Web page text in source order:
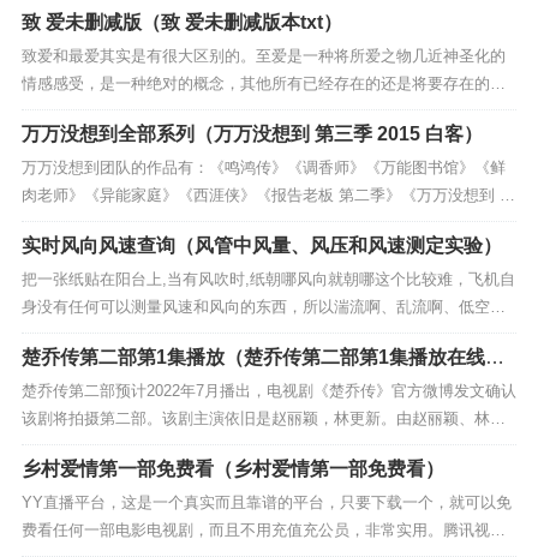
致 爱未删减版（致 爱未删减版本txt）
致爱和最爱其实是有很大区别的。至爱是一种将所爱之物几近神圣化的
情感感受，是一种绝对的概念，其他所有已经存在的还是将要存在的爱
都要处于其次。而最爱只是个相对的概念，没有这种神圣化的意涵，只
是在已经存在的...
万万没想到全部系列（万万没想到 第三季 2015 白客）
万万没想到团队的作品有：《鸣鸿传》《调香师》《万能图书馆》《鲜
肉老师》《异能家庭》《西涯侠》《报告老板 第二季》《万万没想到 第
三季》《大侠黄飞鸿》《名侦探狄仁杰》《学姐知道 第二季》《万万没
想到：千...
实时风向风速查询（风管中风量、风压和风速测定实验）
把一张纸贴在阳台上,当有风吹时,纸朝哪风向就朝哪这个比较难，飞机自
身没有任何可以测量风速和风向的东西，所以湍流啊、乱流啊、低空风
切啊、微爆流啊这些东西对飞机的威胁都非常大，飞机的气象雷达只能
通过大气中...
楚乔传第二部第1集播放（楚乔传第二部第1集播放在线观
看）
楚乔传第二部预计2022年7月播出，电视剧《楚乔传》官方微博发文确认
该剧将拍摄第二部。该剧主演依旧是赵丽颖，林更新。由赵丽颖、林更
新、李沁、窦骁主演的《楚乔传》自播出以来,引发了收视狂潮,直接碾压
同期...
乡村爱情第一部免费看（乡村爱情第一部免费看）
YY直播平台，这是一个真实而且靠谱的平台，只要下载一个，就可以免
费看任何一部电影电视剧，而且不用充值充公员，非常实用。腾讯视